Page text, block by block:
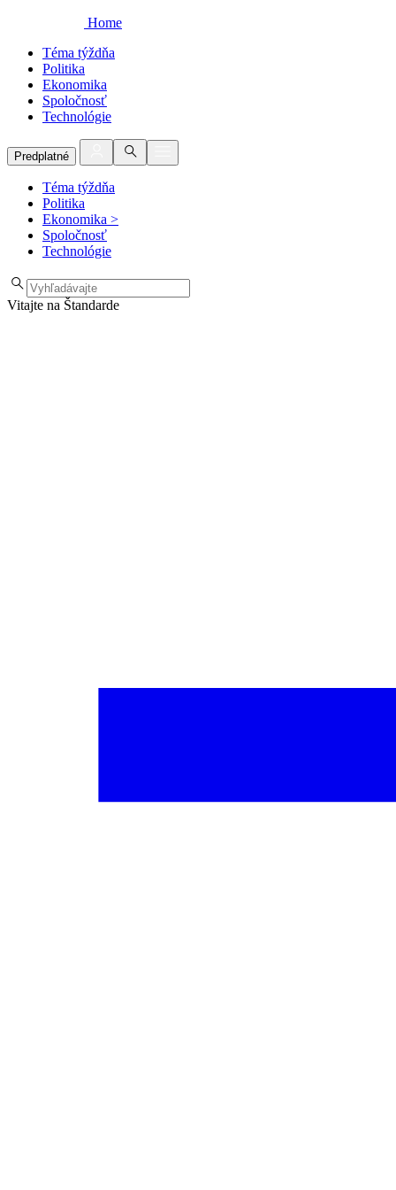
Home
Téma týždňa
Politika
Ekonomika
Spoločnosť
Technológie
Predplatné
Téma týždňa
Politika
Ekonomika >
Spoločnosť
Technológie
Vitajte na Štandarde